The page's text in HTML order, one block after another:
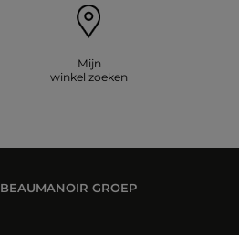
Mijn
winkel zoeken
BEAUMANOIR GROEP